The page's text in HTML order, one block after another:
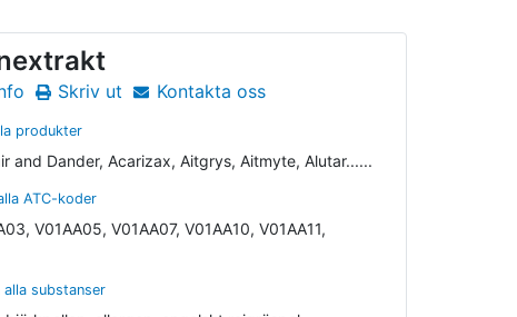
Skriv ut Kontakta oss
produkter
and Dander, Acarizax, Aitgrys, Aitmyte, Alutar......
ATC-koder
V01AA05, V01AA07, V01AA10, V01AA11,
alla substanser